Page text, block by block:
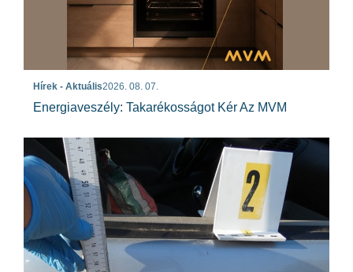
Hírek - Aktuális2026. 08. 07.
Energiaveszély: Takarékosságot Kér Az MVM